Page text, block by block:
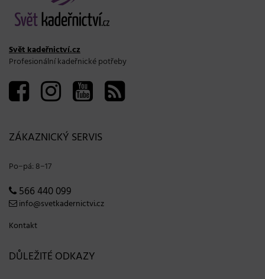
Svět kadeřnictví.cz
Profesionální kadeřnické potřeby
ZÁKAZNICKÝ SERVIS
Po−pá: 8−17
566 440 099
info@svetkadernictvi.cz
Kontakt
DŮLEŽITÉ ODKAZY